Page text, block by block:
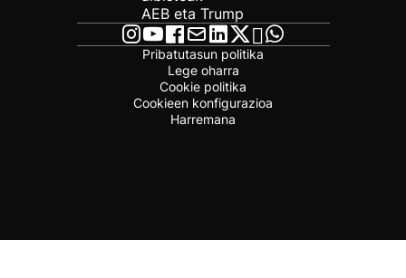
AEB eta Trump
Pribatutasun politika
Lege oharra
Cookie politika
Cookieen konfigurazioa
Harremana